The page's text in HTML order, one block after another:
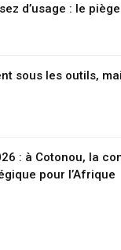
d’usage : le
sous les outils,
: à Cotonou, la
pour l’Afrique